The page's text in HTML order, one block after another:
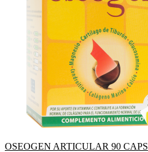
OSEOGEN ARTICULAR 90 CAPS